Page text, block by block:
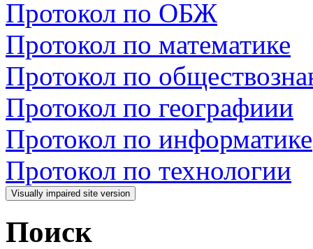
Протокол по ОБЖ
Протокол по математике
Протокол по
Протокол по географиии
Протокол по информатике
Протокол по технологии
Поиск